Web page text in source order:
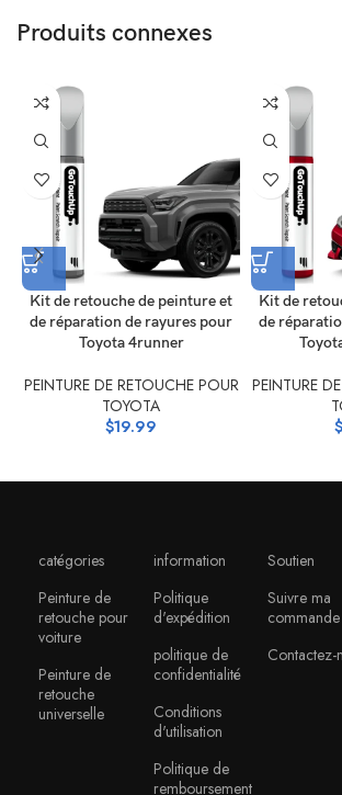
Produits connexes
Kit de retouche de peinture et
de réparation de rayures pour
Toyota 4runner
PEINTURE DE RETOUCHE POUR
TOYOTA
$19.99
Kit de
de
PEINTURE
$
catégories
Peinture de
retouche pour
voiture
Peinture de
retouche
universelle
information
Politique
d'expédition
politique de
confidentialité
Conditions
d'utilisation
Politique de
remboursement
Soutien
Suivre ma
commande
Contactez-